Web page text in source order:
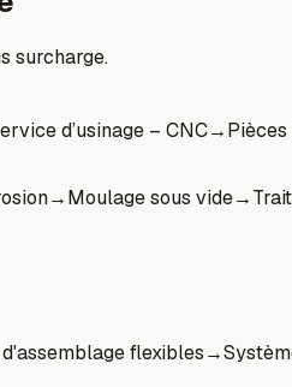
surcharge.
d’usinage – CNC→
→Moulage sous vide→
flexibles→